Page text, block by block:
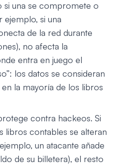
si una se compromete o
ejemplo, si una
de la red durante
no afecta la
entra en juego el
los datos se consideran
la mayoría de los libros
contra hackeos. Si
libros contables se alteran
un atacante añade
de su billetera), el resto